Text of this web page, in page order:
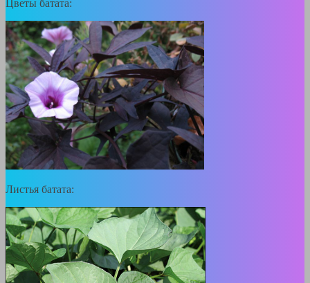
Цветы батата:
Листья батата: